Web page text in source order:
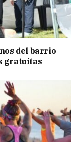
del barrio
gratuitas